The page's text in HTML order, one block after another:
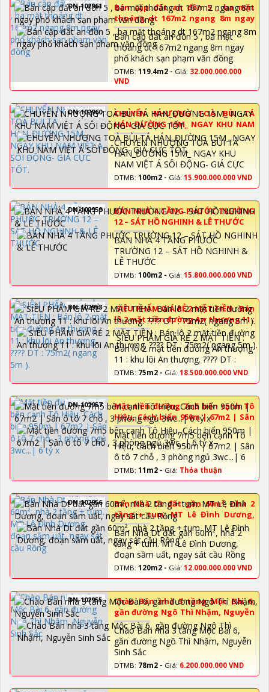
DN-102961
Bán cặp đất an đồn 5 , ba mặt
thoáng dt 167m2 ngang 8m ngay
phố khách sạn phạm văn đồng
Bán cặp đất an đồn 5 , ba mặt
thoáng dt 167m2 ngang 8m ngay
phố khách sạn phạm văn đồng
DTMB: 119.4m2 - Giá: 32.000.000.000
VND
DN-102960
CHUYỂN NHƯỢNG TOÀ BÙI TÁ
HÁN_ĐƯỜNG 15M_ NGAY KHU NAM
VIỆT Á SÔI ĐỘNG- GIÁ CỰC TỐT.
CHUYỂN NHƯỢNG TOÀ BÙI TÁ
HÁN_ĐƯỜNG 15M_ NGAY KHU
NAM VIỆT Á SÔI ĐỘNG- GIÁ CỰC
TỐT.
DTMB: 100m2 - Giá: 15.900.000.000 VND
DN-102959
BÁN NHÀ 4 TẦNG PHƯỚC TRƯỜNG
12 – SÁT HỒ NGHINH & LÊ THƯỚC
BÁN NHÀ 4 TẦNG PHƯỚC
TRƯỜNG 12 – SÁT HỒ NGHINH &
LÊ THƯỚC
DTMB: 100m2 - Giá: 15.800.000.000 VND
DN-102958
SIÊU PHẨM GIÁ RẺ 2 MẶT TIỀN : Bán
lô 2 mặt tiền đường An thượng 11 :
khu lõi An thượng. ???? DT : 75m2(
ngang 5m ).
SIÊU PHẨM GIÁ RẺ 2 MẶT TIỀN :
Bán lô 2 mặt tiền đường An thượng
11 : khu lõi An thượng. ???? DT :
75m2( ngang 5m ).
DTMB: 75m2 - Giá: 18.500.000.000 VND
DN-102957
Mặt tiền đường 7m5 bên cạnh Tô
Hiệu, Cách biển 950m | 67m2 | Sân
ô tô 7 chỗ , 3 phòng ngủ 3wc...| 6
tỷ x
Mặt tiền đường 7m5 bên cạnh Tô
Hiệu, Cách biển 950m | 67m2 | Sân
ô tô 7 chỗ , 3 phòng ngủ 3wc...| 6
tỷ x
DTMB: 11m2 - Giá: Thỏa thuận
DN-102956
Bán Nhà Dt đất gần 60m², nhà 2
tầng + tum. MT Lê Đình Dương,
đoạn sầm uất, ngay sát cầu Rồng
Bán Nhà Dt đất gần 60m², nhà 2
tầng + tum. MT Lê Đình Dương,
đoạn sầm uất, ngay sát cầu Rồng
DTMB: 120m2 - Giá: 12.000.000.000 VND
DN-102955
Chào Bán nhà 3 tầng Mộc Bài 6,
gần đường Ngô Thì Nhậm, Nguyễn
Sinh Sắc
Chào Bán nhà 3 tầng Mộc Bài 6,
gần đường Ngô Thì Nhậm, Nguyễn
Sinh Sắc
DTMB: 78m2 - Giá: 6.200.000.000 VND